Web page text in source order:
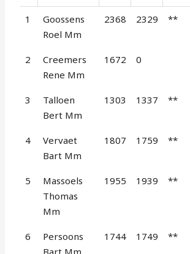
1
Goossens
Roel Mm
2368 2329 **
2
Creemers
Rene Mm
1672 0
3
Talloen
Bert Mm
1303 1337 **
4
Vervaet
Bart Mm
1807 1759 **
5
Massoels
Thomas
Mm
1955 1939 **
6
Persoons
Bart Mm
1744 1749 **